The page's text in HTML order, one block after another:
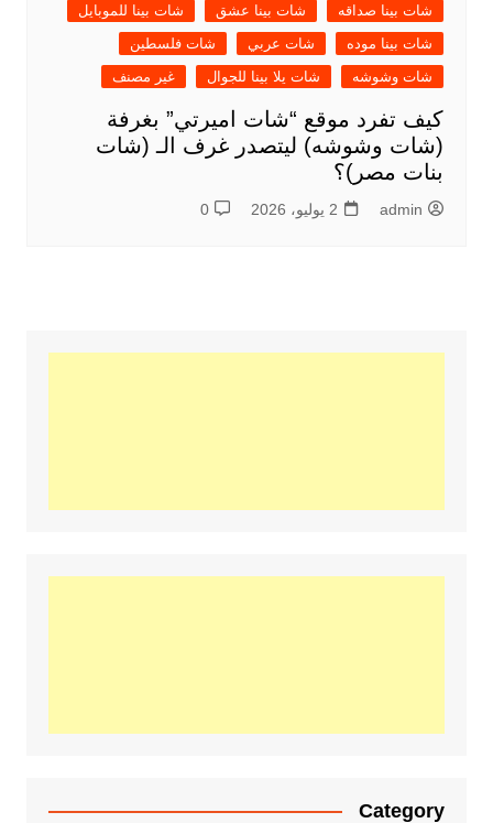
شات بينا صداقه
شات بينا عشق
شات بينا للموبايل
شات بينا موده
شات عربي
شات فلسطين
شات وشوشه
شات يلا بينا للجوال غير مصنف
كيف تفرد موقع “شات اميرتي” بغرفة
(شات وشوشه) ليتصدر غرف الـ (شات
بنات مصر)؟
admin 2 يوليو، 2026 0
Category